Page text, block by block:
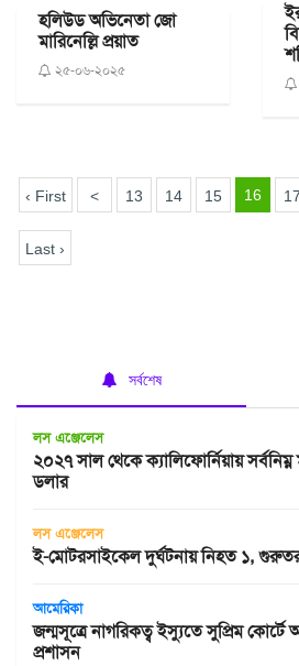
হলিউড অভিনেতা জো
মারিনেল্লি প্রয়াত
২৫-০৬-২০২৫
‹ First < 13 14 15 16 17
Last ›
সর্বশেষ
লস এঞ্জেলেস
২০২৭ সাল থেকে ক্যালিফোর্নিয়ায়
ডলার
লস এঞ্জেলেস
ই-মোটরসাইকেল দুর্ঘটনায় নিহত ১,
আমেরিকা
জন্মসূত্রে নাগরিকত্ব ইস্যুতে সুপ্রিম
প্রশাসন